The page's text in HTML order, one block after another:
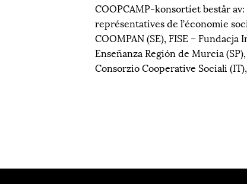
COOPCAMP-konsortiet består av:
représentatives de l’économie
COOMPAN (SE), FISE –
Enseñanza Región de Murcia
Consorzio Cooperative Sociali